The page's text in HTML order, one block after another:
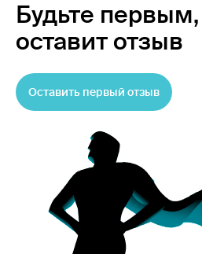
Будьте первым,
оставит отзыв
Оставить первый отзыв